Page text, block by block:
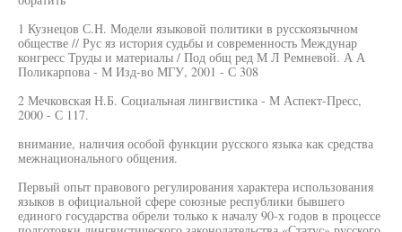
1 Кузнецов С.Н. Модели языковой политики в русскоязычном
обществе // Рус яз история судьбы и современность Междунар
конгресс Труды и материалы / Под общ ред М Л Ремневой. А А
Поликарпова - М Изд-во МГУ, 2001 - С 308
2 Мечковская Н.Б. Социальная лингвистика - М Аспект-Пресс,
2000 - С 117.
внимание, наличия особой функции русского языка как средства
межнационального общения.
Первый опыт правового регулирования характера использования
языков в официальной сфере союзные республики бывшего
единого государства обрели только к началу 90-х годов в процессе